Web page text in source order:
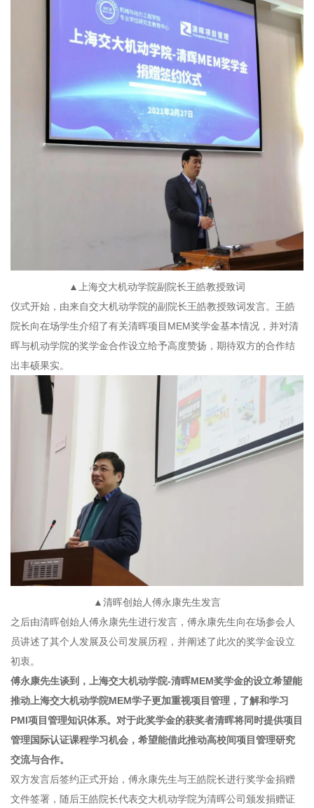
▲上海交大机动学院副院长王皓教授致词
仪式开始，由来自交大机动学院的副院长王皓教授致词发言。王皓
院长向在场学生介绍了有关清晖项目MEM奖学金基本情况，并对清
晖与机动学院的奖学金合作设立给予高度赞扬，期待双方的合作结
出丰硕果实。
▲清晖创始人傅永康先生发言
之后由清晖创始人傅永康先生进行发言，傅永康先生向在场参会人
员讲述了其个人发展及公司发展历程，并阐述了此次的奖学金设立
初衷。
傅永康先生谈到，上海交大机动学院-清晖MEM奖学金的设立希望能
推动上海交大机动学院MEM学子更加重视项目管理，了解和学习
PMI项目管理知识体系。对于此奖学金的获奖者清晖将同时提供项目
管理国际认证课程学习机会，希望能借此推动高校间项目管理研究
交流与合作。
双方发言后签约正式开始，傅永康先生与王皓院长进行奖学金捐赠
文件签署，随后王皓院长代表交大机动学院为清晖公司颁发捐赠证